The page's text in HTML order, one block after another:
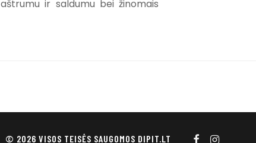
ir saldumu bei žinomais
© 2026 VISOS TEISĖS SAUGOMOS DIPIT.LT